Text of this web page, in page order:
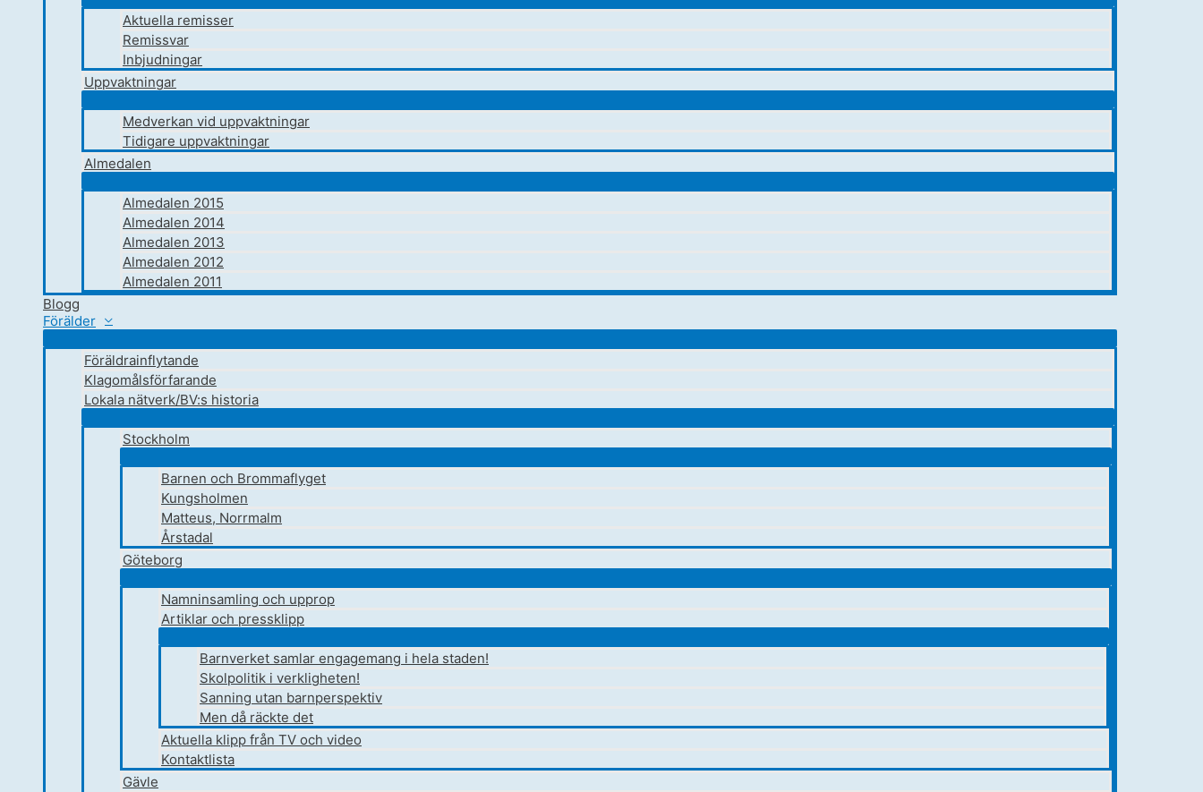
Aktuella remisser
Remissvar
Inbjudningar
Uppvaktningar
Medverkan vid uppvaktningar
Tidigare uppvaktningar
Almedalen
Almedalen 2015
Almedalen 2014
Almedalen 2013
Almedalen 2012
Almedalen 2011
Blogg
Förälder
Föräldrainflytande
Klagomålsförfarande
Lokala nätverk/BV:s historia
Stockholm
Barnen och Brommaflyget
Kungsholmen
Matteus, Norrmalm
Årstadal
Göteborg
Namninsamling och upprop
Artiklar och pressklipp
Barnverket samlar engagemang i hela staden!
Skolpolitik i verkligheten!
Sanning utan barnperspektiv
Men då räckte det
Aktuella klipp från TV och video
Kontaktlista
Gävle